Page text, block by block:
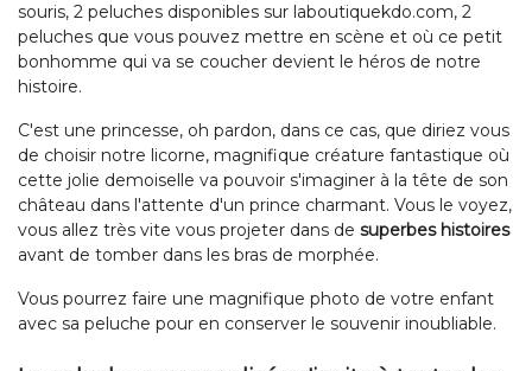
souris, 2 peluches disponibles sur laboutiquekdo.com, 2
peluches que vous pouvez mettre en scène et où ce petit
bonhomme qui va se coucher devient le héros de notre
histoire.
C'est une princesse, oh pardon, dans ce cas, que diriez vous
de choisir notre licorne, magnifique créature fantastique où
cette jolie demoiselle va pouvoir s'imaginer à la tête de son
château dans l'attente d'un prince charmant. Vous le voyez,
vous allez très vite vous projeter dans de superbes histoires
avant de tomber dans les bras de morphée.
Vous pourrez faire une magnifique photo de votre enfant
avec sa peluche pour en conserver le souvenir inoubliable.